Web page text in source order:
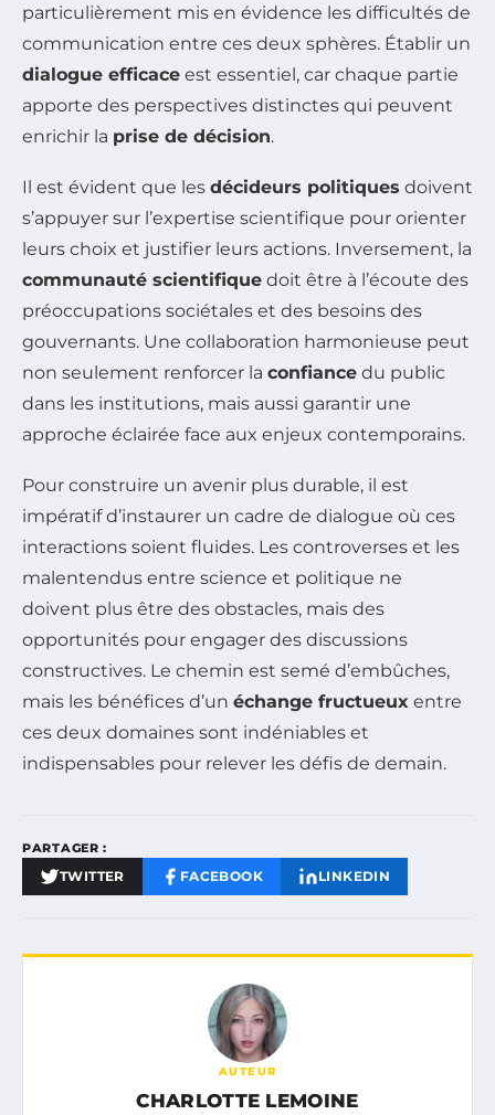
particulièrement mis en évidence les difficultés de
communication entre ces deux sphères. Établir un
dialogue efficace est essentiel, car chaque partie
apporte des perspectives distinctes qui peuvent
enrichir la prise de décision.
Il est évident que les décideurs politiques doivent
s’appuyer sur l’expertise scientifique pour orienter
leurs choix et justifier leurs actions. Inversement, la
communauté scientifique doit être à l’écoute des
préoccupations sociétales et des besoins des
gouvernants. Une collaboration harmonieuse peut
non seulement renforcer la confiance du public
dans les institutions, mais aussi garantir une
approche éclairée face aux enjeux contemporains.
Pour construire un avenir plus durable, il est
impératif d’instaurer un cadre de dialogue où ces
interactions soient fluides. Les controverses et les
malentendus entre science et politique ne
doivent plus être des obstacles, mais des
opportunités pour engager des discussions
constructives. Le chemin est semé d’embûches,
mais les bénéfices d’un échange fructueux entre
ces deux domaines sont indéniables et
indispensables pour relever les défis de demain.
PARTAGER :
TWITTER FACEBOOK LINKEDIN
AUTEUR
CHARLOTTE LEMOINE